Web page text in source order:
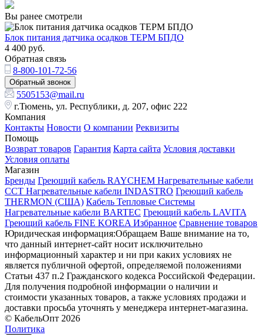
Вы ранее смотрели
Блок питания датчика осадков ТЕРМ БПДО
4 400 руб.
Обратная связь
8-800-101-72-56
Обратный звонок
5505153@mail.ru
г.Тюмень, ул. Республики, д. 207, офис 222
Компания
Контакты Новости О компании Реквизиты
Помощь
Возврат товаров Гарантия Карта сайта Условия доставки
Условия оплаты
Магазин
Бренды Греющий кабель RAYCHEM Нагревательные кабели
ССТ Нагревательные кабели INDASTRO Греющий кабель
THERMON (США) Кабель Тепловые Системы
Нагревательные кабели BARTEC Греющий кабель LAVITA
Греющий кабель FINE KOREA Избранное Сравнение товаров
Юридическая информация:Обращаем Ваше внимание на то,
что данный интернет-сайт носит исключительно
информационный характер и ни при каких условиях не
является публичной офертой, определяемой положениями
Статьи 437 п.2 Гражданского кодекса Российской Федерации.
Для получения подробной информации о наличии и
стоимости указанных товаров, а также условиях продажи и
доставки просьба уточнять у менеджера интернет-магазина.
© КабельОпт 2026
Политика